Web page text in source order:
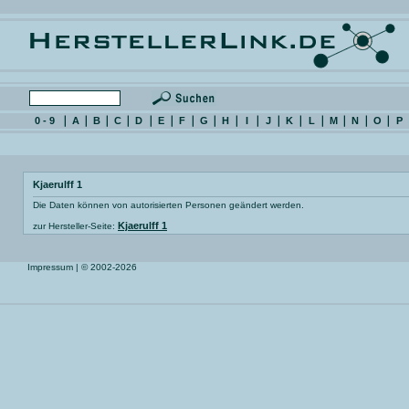
0 - 9 A B C D E F G H I J K L M N O P
Kjaerulff 1
Die Daten können von autorisierten Personen geändert werden.
zur Hersteller-Seite: Kjaerulff 1
Impressum | © 2002-2026